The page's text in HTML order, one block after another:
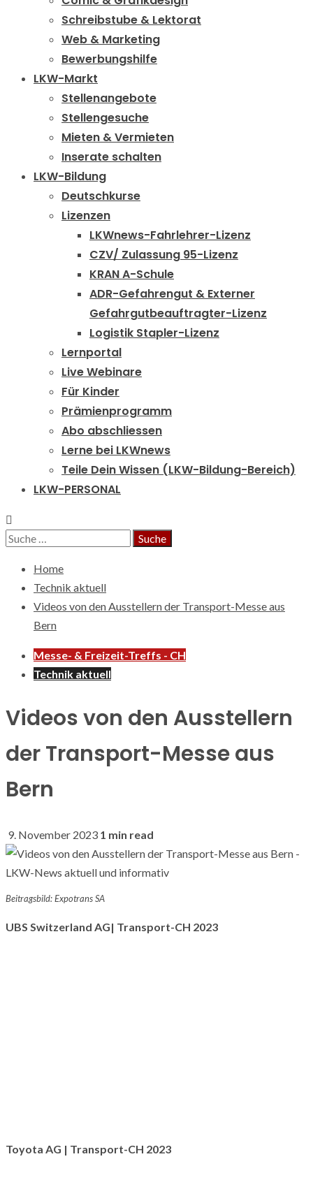
Schreibstube & Lektorat
Web & Marketing
Bewerbungshilfe
LKW-Markt
Stellenangebote
Stellengesuche
Mieten & Vermieten
Inserate schalten
LKW-Bildung
Deutschkurse
Lizenzen
LKWnews-Fahrlehrer-Lizenz
CZV/ Zulassung 95-Lizenz
KRAN A-Schule
ADR-Gefahrengut & Externer
Gefahrgutbeauftragter-Lizenz
Logistik Stapler-Lizenz
Lernportal
Live Webinare
Für Kinder
Prämienprogramm
Abo abschliessen
Lerne bei LKWnews
Teile Dein Wissen (LKW-Bildung-Bereich)
LKW-PERSONAL
Suche
Home
Technik aktuell
Videos von den Ausstellern der Transport-Messe aus
Bern
Messe- & Freizeit-Treffs - CH
Technik aktuell
Videos von den Ausstellern
der Transport-Messe aus
Bern
9. November 2023 1 min read
Beitragsbild:Expotrans SA
UBS Switzerland AG| Transport-CH 2023
Toyota AG | Transport-CH 2023